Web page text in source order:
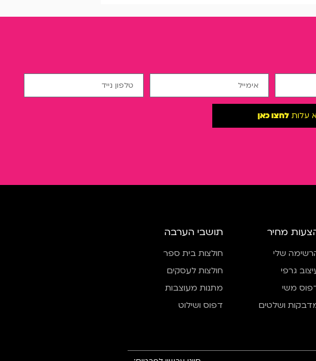
עלות לחצו כאן
מחיר
שלי
גרפי
משי
ושלטים
תושבי הערבה
חולצות בית ספר
חולצות לעסקים
מתנות מעוצבות
דפוס ושילוט